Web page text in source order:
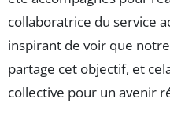
collaboratrice du service
inspirant de voir que
partage cet objectif, et
collective pour un avenir